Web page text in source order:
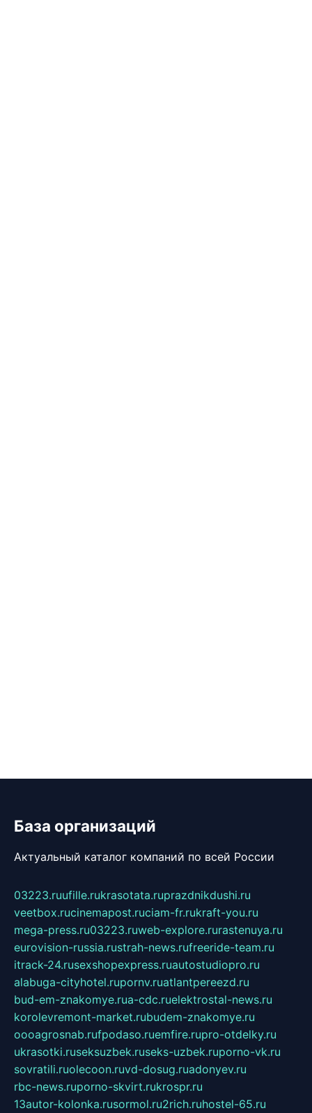
База организаций
Актуальный каталог компаний по всей России
03223.ruufille.rukrasotata.ruprazdnikdushi.ru
veetbox.rucinemapost.ruciam-fr.rukraft-you.ru
mega-press.ru03223.ruweb-explore.rurastenuya.ru
eurovision-russia.rustrah-news.rufreeride-team.ru
itrack-24.rusexshopexpress.ruautostudiopro.ru
alabuga-cityhotel.rupornv.ruatlantpereezd.ru
bud-em-znakomye.rua-cdc.ruelektrostal-news.ru
korolevremont-market.rubudem-znakomye.ru
oooagrosnab.rufpodaso.ruemfire.rupro-otdelky.ru
ukrasotki.ruseksuzbek.ruseks-uzbek.ruporno-vk.ru
sovratili.ruolecoon.ruvd-dosug.ruadonyev.ru
rbc-news.ruporno-skvirt.rukrospr.ru
13autor-kolonka.rusormol.ru2rich.ruhostel-65.ru